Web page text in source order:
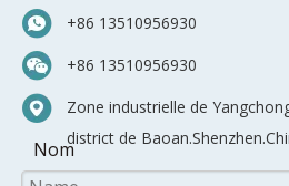
+86 13510956930
+86 13510956930
Zone industrielle de
district de
Nom